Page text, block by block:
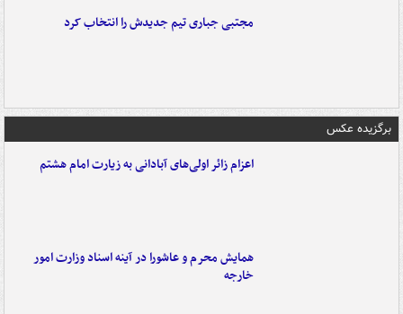
مجتبی جباری تیم جدیدش را انتخاب کرد
برگزیده عکس
اعزام زائر اولی‌های آبادانی به زیارت امام هشتم
همایش محرم و عاشورا در آینه اسناد وزارت امور
خارجه